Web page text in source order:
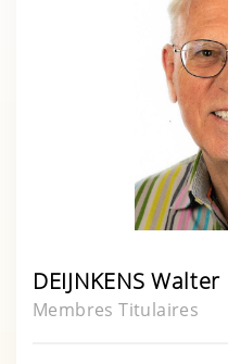
DEIJNKENS Walter
Membres Titulaires